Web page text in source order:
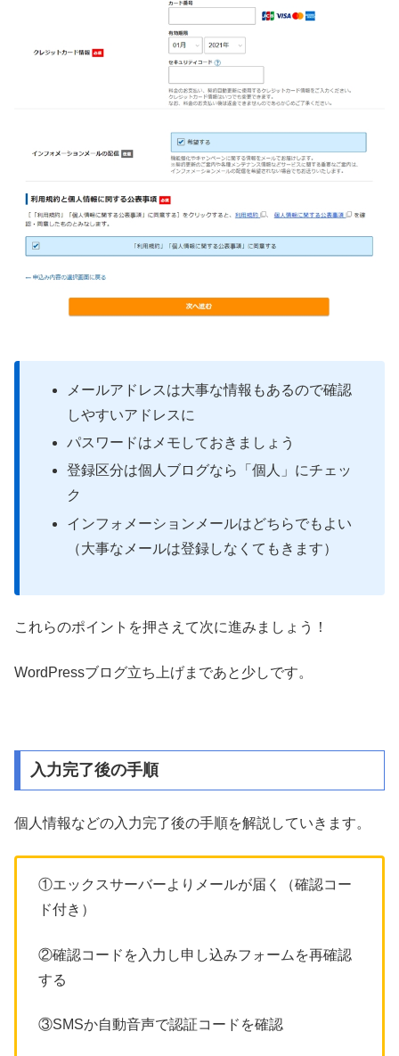
メールアドレスは大事な情報もあるので確認
しやすいアドレスに
パスワードはメモしておきましょう
登録区分は個人ブログなら「個人」にチェッ
ク
インフォメーションメールはどちらでもよい
（大事なメールは登録しなくてもきます）
これらのポイントを押さえて次に進みましょう！
WordPressブログ立ち上げまであと少しです。
入力完了後の手順
個人情報などの入力完了後の手順を解説していきます。
①エックスサーバーよりメールが届く（確認コー
ド付き）
②確認コードを入力し申し込みフォームを再確認
する
③SMSか自動音声で認証コードを確認